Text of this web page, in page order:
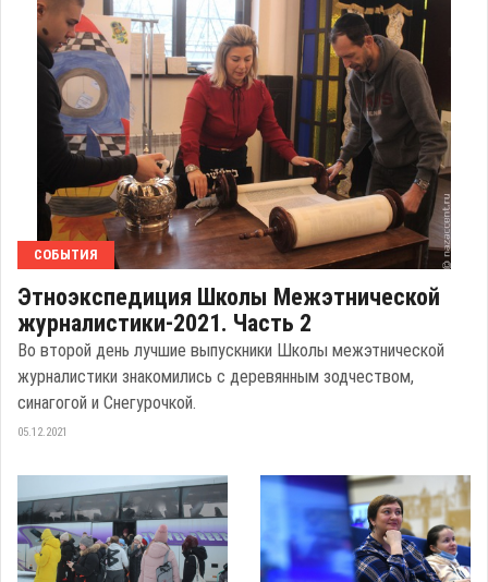
СОБЫТИЯ
Этноэкспедиция Школы Межэтнической
журналистики-2021. Часть 2
Во второй день лучшие выпускники Школы межэтнической
журналистики знакомились с деревянным зодчеством,
синагогой и Снегурочкой.
05.12.2021